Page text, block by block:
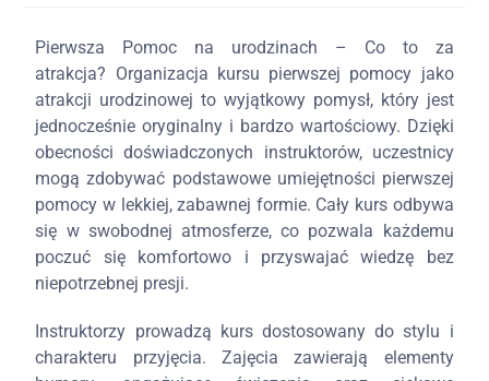
Pierwsza Pomoc na urodzinach – Co to za
atrakcja? Organizacja kursu pierwszej pomocy jako
atrakcji urodzinowej to wyjątkowy pomysł, który jest
jednocześnie oryginalny i bardzo wartościowy. Dzięki
obecności doświadczonych instruktorów, uczestnicy
mogą zdobywać podstawowe umiejętności pierwszej
pomocy w lekkiej, zabawnej formie. Cały kurs odbywa
się w swobodnej atmosferze, co pozwala każdemu
poczuć się komfortowo i przyswajać wiedzę bez
niepotrzebnej presji.
Instruktorzy prowadzą kurs dostosowany do stylu i
charakteru przyjęcia. Zajęcia zawierają elementy